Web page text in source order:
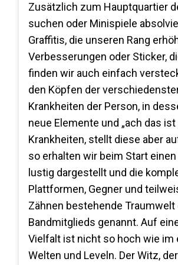
Zusätzlich zum Hauptquartier
suchen oder Minispiele
Graffitis, die unseren Rang
Verbesserungen oder Sticker,
finden wir auch einfach
den Köpfen der
Krankheiten der Person, in
neue Elemente und „ach das
Krankheiten, stellt diese aber
so erhalten wir beim Start
lustig dargestellt und die
Plattformen, Gegner und
Zähnen bestehende
Bandmitglieds genannt. Auf
Vielfalt ist nicht so hoch wie im
Welten und Leveln. Der Witz,